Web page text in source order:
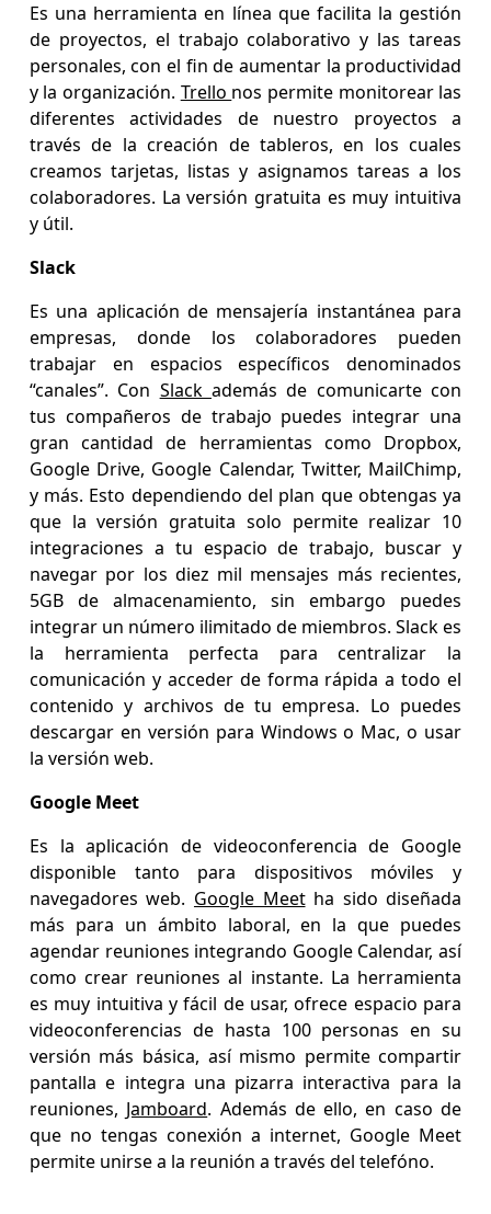
Es una herramienta en línea que facilita la gestión
de proyectos, el trabajo colaborativo y las tareas
personales, con el fin de aumentar la productividad
y la organización. Trello nos permite monitorear las
diferentes actividades de nuestro proyectos a
través de la creación de tableros, en los cuales
creamos tarjetas, listas y asignamos tareas a los
colaboradores. La versión gratuita es muy intuitiva
y útil.
Slack
Es una aplicación de mensajería instantánea para
empresas, donde los colaboradores pueden
trabajar en espacios específicos denominados
“canales”. Con Slack además de comunicarte con
tus compañeros de trabajo puedes integrar una
gran cantidad de herramientas como Dropbox,
Google Drive, Google Calendar, Twitter, MailChimp,
y más. Esto dependiendo del plan que obtengas ya
que la versión gratuita solo permite realizar 10
integraciones a tu espacio de trabajo, buscar y
navegar por los diez mil mensajes más recientes,
5GB de almacenamiento, sin embargo puedes
integrar un número ilimitado de miembros. Slack es
la herramienta perfecta para centralizar la
comunicación y acceder de forma rápida a todo el
contenido y archivos de tu empresa. Lo puedes
descargar en versión para Windows o Mac, o usar
la versión web.
Google Meet
Es la aplicación de videoconferencia de Google
disponible tanto para dispositivos móviles y
navegadores web. Google Meetha sido diseñada
más para un ámbito laboral, en la que puedes
agendar reuniones integrando Google Calendar, así
como crear reuniones al instante. La herramienta
es muy intuitiva y fácil de usar, ofrece espacio para
videoconferencias de hasta 100 personas en su
versión más básica, así mismo permite compartir
pantalla e integra una pizarra interactiva para la
reuniones, Jamboard. Además de ello, en caso de
que no tengas conexión a internet, Google Meet
permite unirse a la reunión a través del telefóno.